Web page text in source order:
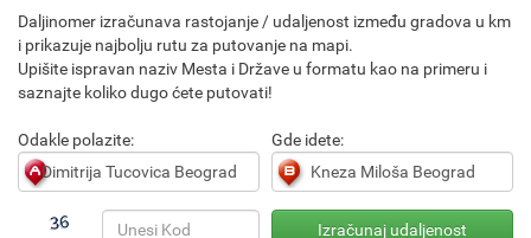
Daljinomer izračunava rastojanje / udaljenost između gradova u km
i prikazuje najbolju rutu za putovanje na mapi.
Upišite ispravan naziv Mesta i Države u formatu kao na primeru i
saznajte koliko dugo ćete putovati!
Odakle polazite: Gde idete: